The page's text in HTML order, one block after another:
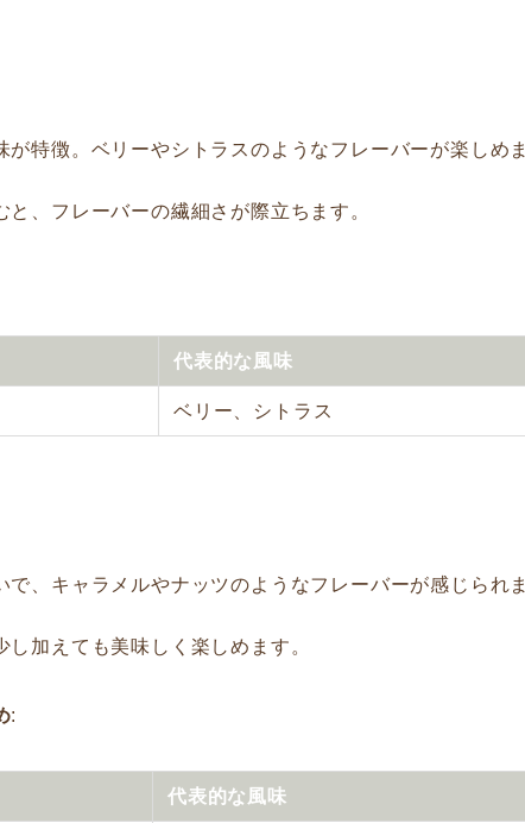
が特徴。ベリーやシトラスのようなフレーバーが楽しめま
と、フレーバーの繊細さが際立ちます。
代表的な風味
ベリー、シトラス
で、キャラメルやナッツのようなフレーバーが感じられま
し加えても美味しく楽しめます。
:
代表的な風味